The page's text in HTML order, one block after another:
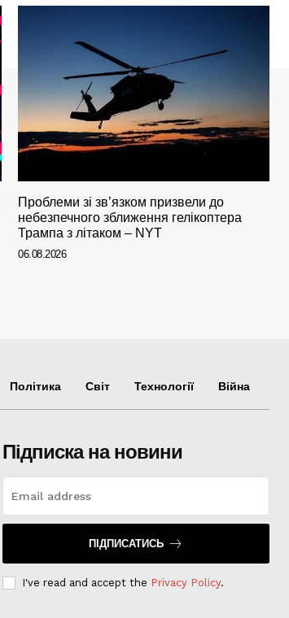
Проблеми зі зв’язком призвели до
небезпечного зближення гелікоптера
Трампа з літаком – NYT
06.08.2026
Політика Світ Технології Війна
Підписка на новини
ПІДПИСАТИСЬ
I've read and accept the Privacy Policy.